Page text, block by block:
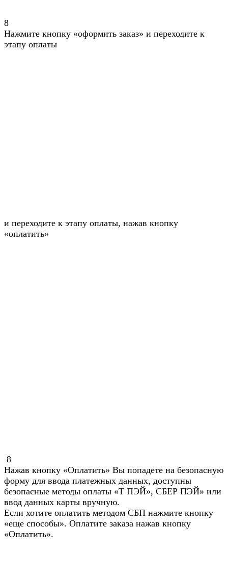
8
Нажмите кнопку «оформить заказ» и переходите к
этапу оплаты
и переходите к этапу оплаты, нажав кнопку
«оплатить»
8
Нажав кнопку «Оплатить» Вы попадете на безопасную
форму для ввода платежных данных, доступны
безопасные методы оплаты «Т ПЭЙ», СБЕР ПЭЙ» или
ввод данных карты вручную.
Если хотите оплатить методом СБП нажмите кнопку
«еще способы». Оплатите заказа нажав кнопку
«Оплатить».